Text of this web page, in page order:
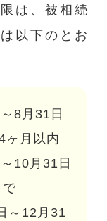
は、被相続
以下のとお
8月31日
ヶ月以内
10月31日
～12月31